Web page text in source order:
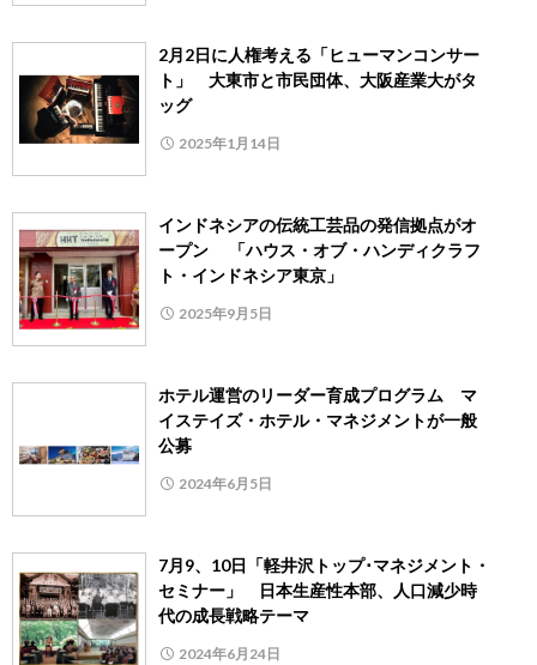
2月2日に人権考える「ヒューマンコンサー
ト」 大東市と市民団体、大阪産業大がタ
ッグ
2025年1月14日
インドネシアの伝統工芸品の発信拠点がオ
ープン 「ハウス・オブ・ハンディクラフ
ト・インドネシア東京」
2025年9月5日
ホテル運営のリーダー育成プログラム マ
イステイズ・ホテル・マネジメントが一般
公募
2024年6月5日
7月9、10日「軽井沢トップ･マネジメント・
セミナー」 日本生産性本部、人口減少時
代の成長戦略テーマ
2024年6月24日